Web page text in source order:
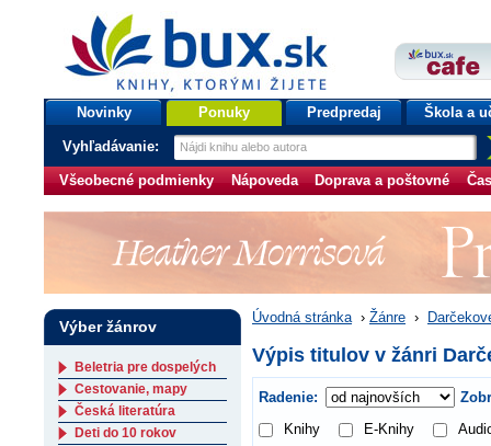
bux.sk
knihy, ktorými žijete
Úvodná stránka
Novinky Ponuky Predpredaj Škola a
Vyhľadávanie:
Všeobecné podmienky Nápoveda Doprava a poštovné
Úvodná stránka › Žánre ›
Výpis titulov v žánri
Radenie:
Knihy
E-Knihy
Výber žánrov
Beletria pre dospelých
Cestovanie, mapy
Česká literatúra
Deti do 10 rokov